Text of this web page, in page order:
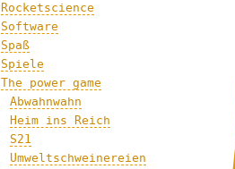
Rocketscience
Software
Spaß
Spiele
The power game
Abwahnwahn
Heim ins Reich
S21
Umweltschweinereien